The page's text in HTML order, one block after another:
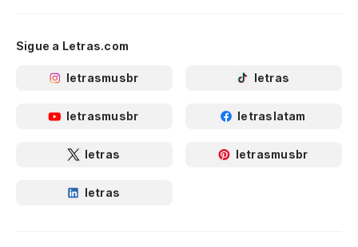
Sigue a Letras.com
letrasmusbr letras
letrasmusbr letraslatam
letras letrasmusbr
letras